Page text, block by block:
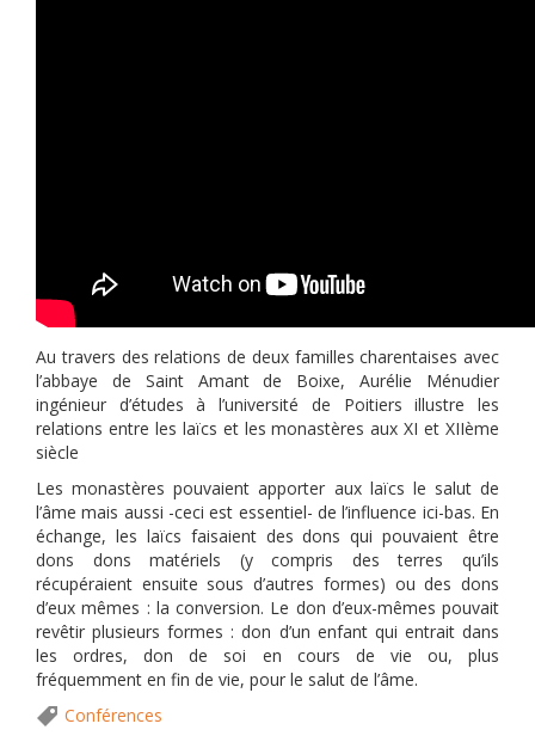
Au travers des relations de deux familles charentaises avec
l’abbaye de Saint Amant de Boixe, Aurélie Ménudier
ingénieur d’études à l’université de Poitiers illustre les
relations entre les laïcs et les monastères aux XI et XIIème
siècle
Les monastères pouvaient apporter aux laïcs le salut de
l’âme mais aussi -ceci est essentiel- de l’influence ici-bas. En
échange, les laïcs faisaient des dons qui pouvaient être
dons dons matériels (y compris des terres qu’ils
récupéraient ensuite sous d’autres formes) ou des dons
d’eux mêmes : la conversion. Le don d’eux-mêmes pouvait
revêtir plusieurs formes : don d’un enfant qui entrait dans
les ordres, don de soi en cours de vie ou, plus
fréquemment en fin de vie, pour le salut de l’âme.
Conférences